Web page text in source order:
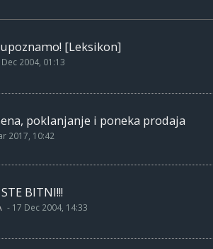
[Leksikon]
Dec 2004, 01:13
poklanjanje i poneka prodaja
2017, 10:42
BITNI!!!
- 17 Dec 2004, 14:33